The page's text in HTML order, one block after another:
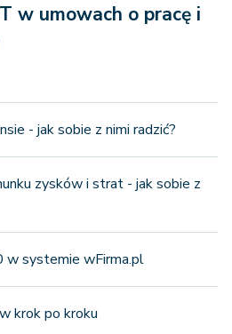
w umowach o pracę i
- jak sobie z nimi radzić?
zysków i strat - jak sobie z
systemie wFirma.pl
krok po kroku